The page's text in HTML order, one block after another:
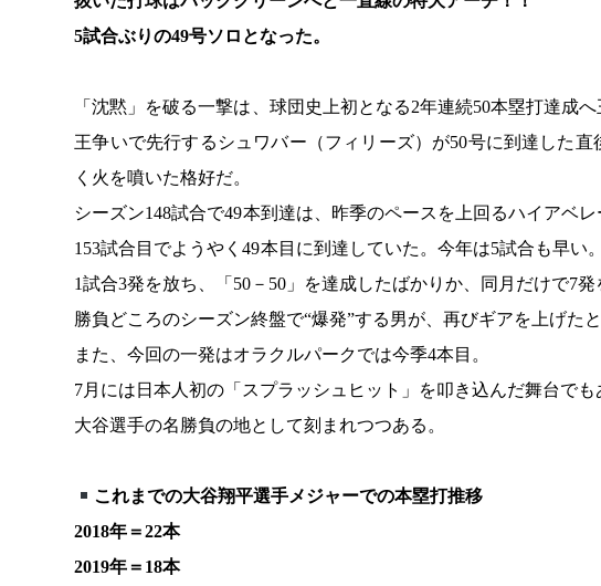
5試合ぶりの49号ソロとなった。
「沈黙」を破る一撃は、球団史上初となる2年連続50本塁打達成
王争いで先行するシュワバー（フィリーズ）が50号に到達した
く火を噴いた格好だ。
シーズン148試合で49本到達は、昨季のペースを上回るハイアベ
153試合目でようやく49本目に到達していた。今年は5試合も早
1試合3発を放ち、「50－50」を達成したばかりか、同月だけで7発
勝負どころのシーズン終盤で“爆発”する男が、再びギアを上げたと
また、今回の一発はオラクルパークでは今季4本目。
7月には日本人初の「スプラッシュヒット」を叩き込んだ舞台でも
大谷選手の名勝負の地として刻まれつつある。
これまでの大谷翔平選手メジャーでの本塁打推移
2018年＝22本
2019年＝18本